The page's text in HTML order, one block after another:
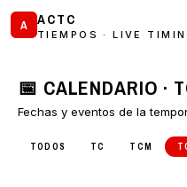
A ACTC
TIEMPOS · LIVE
📅 CALENDARIO ·
Fechas y eventos de la
TODOS TC TCM